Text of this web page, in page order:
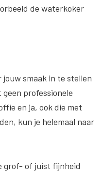
de waterkoker
jouw smaak in te stellen
professionele
en ja, ook die met
kun je helemaal naar
grof- of juist fijnheid